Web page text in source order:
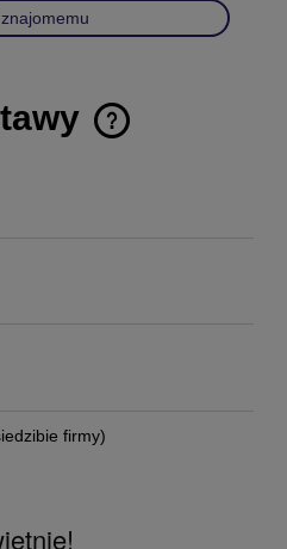
kosztów płatności
firmy)